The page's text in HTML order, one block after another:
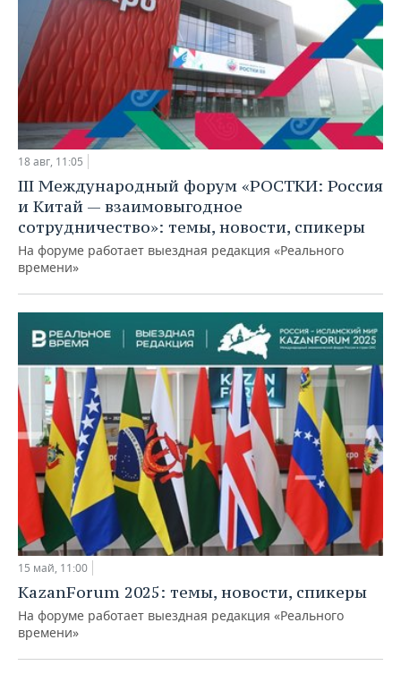
18 авг, 11:05
III Международный форум «РОСТКИ: Россия
и Китай — взаимовыгодное
сотрудничество»: темы, новости, спикеры
На форуме работает выездная редакция «Реального
времени»
15 май, 11:00
KazanForum 2025: темы, новости, спикеры
На форуме работает выездная редакция «Реального
времени»